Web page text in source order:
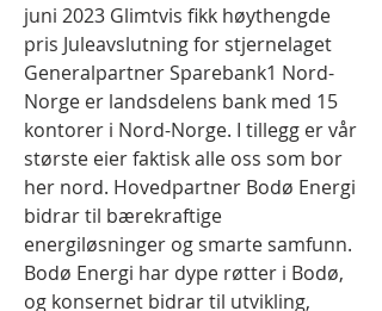
juni 2023 Glimtvis fikk høythengde
pris Juleavslutning for stjernelaget
Generalpartner Sparebank1 Nord-
Norge er landsdelens bank med 15
kontorer i Nord-Norge. I tillegg er vår
største eier faktisk alle oss som bor
her nord. Hovedpartner Bodø Energi
bidrar til bærekraftige
energiløsninger og smarte samfunn.
Bodø Energi har dype røtter i Bodø,
og konsernet bidrar til utvikling,